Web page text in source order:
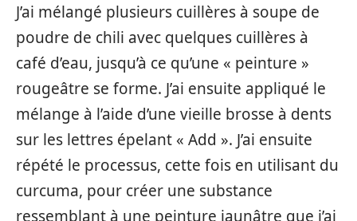
J’ai mélangé plusieurs cuillères à soupe de
poudre de chili avec quelques cuillères à
café d’eau, jusqu’à ce qu’une « peinture »
rougeâtre se forme. J’ai ensuite appliqué le
mélange à l’aide d’une vieille brosse à dents
sur les lettres épelant « Add ». J’ai ensuite
répété le processus, cette fois en utilisant du
curcuma, pour créer une substance
ressemblant à une peinture jaunâtre que j’ai